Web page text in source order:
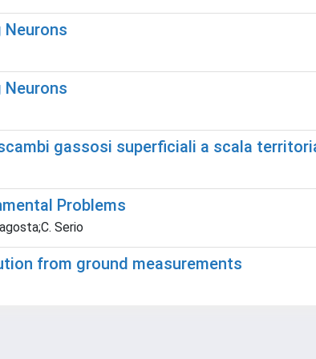
gassosi superficiali a scala
Problems
Serio
from ground measurements